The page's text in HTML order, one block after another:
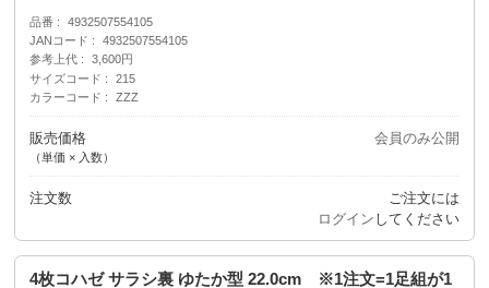
品番
4932507554105
JANコード
4932507554105
参考上代
3,600円
サイズコード
215
カラーコード
ZZZ
販売価格
（単価 × 入数）
会員のみ公開
注文数
ご注文には
ログイン してください
4枚コハゼ サラシ裏 ゆたか型 22.0cm ※1注文=1足組が1